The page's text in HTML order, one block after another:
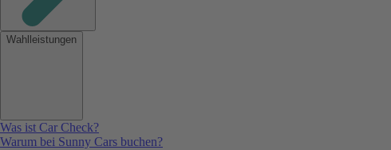
Wahlleistungen
Was ist Car Check?
Warum bei Sunny Cars buchen?